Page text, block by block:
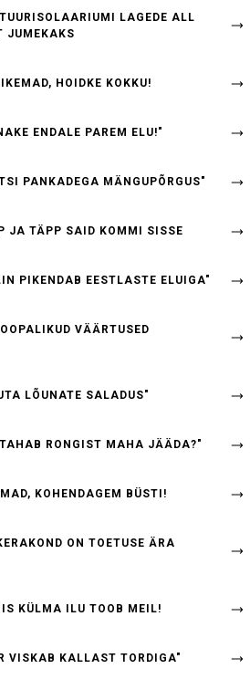
LAGEDE ALL
JUMEKAKS
HOIDKE KOKKU!
ENDALE PAREM ELU!"
PANKADEGA MÄNGUPÕRGUS"
JA TÄPP SAID KOMMI SISSE
PIKENDAB EESTLASTE ELUIGA"
VÄÄRTUSED
LÕUNATE SALADUS"
RONGIST MAHA JÄÄDA?"
KOHENDAGEM BÜSTI!
ON TOETUSE ÄRA
KÜLMA ILU TOOB MEIL!
VISKAB KALLAST TORDIGA"